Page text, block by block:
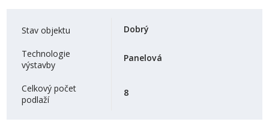
Stav objektu Dobrý
Technologie
výstavby
Panelová
Celkový počet
podlaží
8